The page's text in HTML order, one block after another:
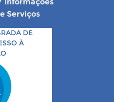
Serviços
DE
À